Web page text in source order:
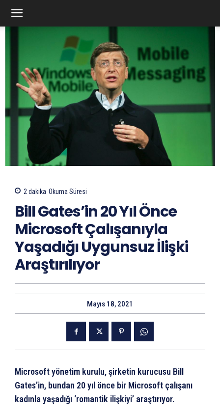
2 dakika Okuma Süresi
Bill Gates’in 20 Yıl Önce
Microsoft Çalışanıyla
Yaşadığı Uygunsuz İlişki
Araştırılıyor
Mayıs 18, 2021
Microsoft yönetim kurulu, şirketin kurucusu Bill
Gates’in, bundan 20 yıl önce bir Microsoft çalışanı
kadınla yaşadığı ‘romantik ilişkiyi’ araştırıyor.